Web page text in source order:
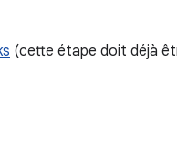
(cette étape doit déjà